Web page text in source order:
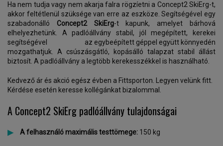
Ha nem tudja vagy nem akarja falra rögzíetni a Concept2 SkiErg-t,
akkor feltétlenül szüksége van erre az eszköze. Segítségével egy
szabadonálló Concept2 SkiErg-t kapunk, amelyet bárhová
elhelyezhetünk. A padlóállvány stabil, jól megépített, kerekei
segítségével az egybeépített géppel együtt könnyedén
mozgathatjuk. A csúszásgátló, kopásálló talapzat stabil állást
biztosít. A padlóállvány a legtöbb kerekesszékkel is használható.
Kedvező ár és akció egész évben a Fittsporton. Legyen velünk fitt.
Kérdése esetén keresse kollégánkat bizalommal.
A Concept2 SkiErg padlóállvány tulajdonságai
A felhasználó maximális testtömege: 150 kg